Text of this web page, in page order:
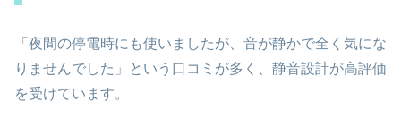
「夜間の停電時にも使いましたが、音が静かで全く気にな
りませんでした」という口コミが多く、静音設計が高評価
を受けています。